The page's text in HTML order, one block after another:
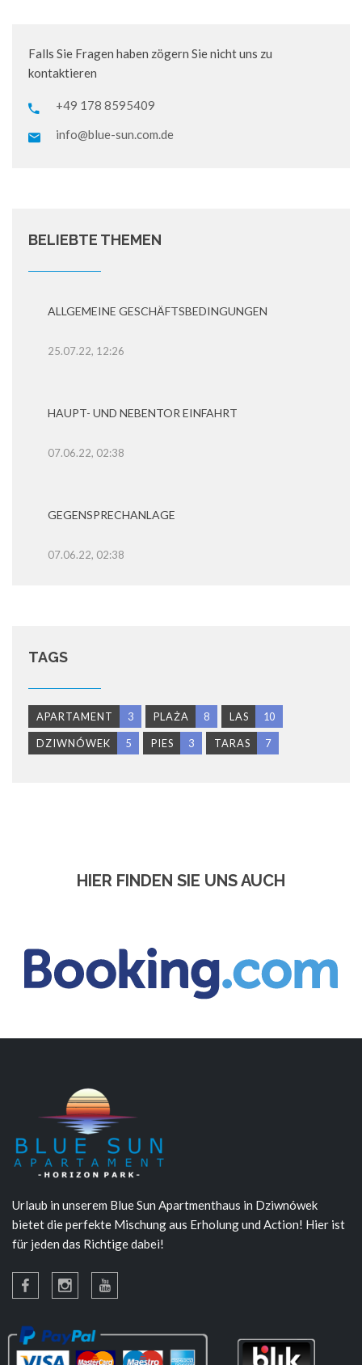
Falls Sie Fragen haben zögern Sie nicht uns zu
kontaktieren
+49 178 8595409
info@blue-sun.com.de
BELIEBTE THEMEN
ALLGEMEINE GESCHÄFTSBEDINGUNGEN
25.07.22, 12:26
HAUPT- UND NEBENTOR EINFAHRT
07.06.22, 02:38
GEGENSPRECHANLAGE
07.06.22, 02:38
TAGS
APARTAMENT 3 PLAŻA 8 LAS 10
DZIWNÓWEK 5 PIES 3 TARAS 7
HIER FINDEN SIE UNS AUCH
Urlaub in unserem Blue Sun Apartmenthaus in Dziwnówek
bietet die perfekte Mischung aus Erholung und Action! Hier ist
für jeden das Richtige dabei!